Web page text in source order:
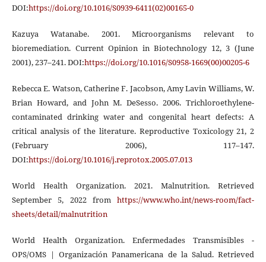
DOI:https://doi.org/10.1016/S0939-6411(02)00165-0
Kazuya Watanabe. 2001. Microorganisms relevant to
bioremediation. Current Opinion in Biotechnology 12, 3 (June
2001), 237–241. DOI:https://doi.org/10.1016/S0958-1669(00)00205-6
Rebecca E. Watson, Catherine F. Jacobson, Amy Lavin Williams, W.
Brian Howard, and John M. DeSesso. 2006. Trichloroethylene-
contaminated drinking water and congenital heart defects: A
critical analysis of the literature. Reproductive Toxicology 21, 2
(February 2006), 117–147.
DOI:https://doi.org/10.1016/j.reprotox.2005.07.013
World Health Organization. 2021. Malnutrition. Retrieved
September 5, 2022 fromhttps://www.who.int/news-room/fact-
sheets/detail/malnutrition
World Health Organization. Enfermedades Transmisibles -
OPS/OMS | Organización Panamericana de la Salud. Retrieved